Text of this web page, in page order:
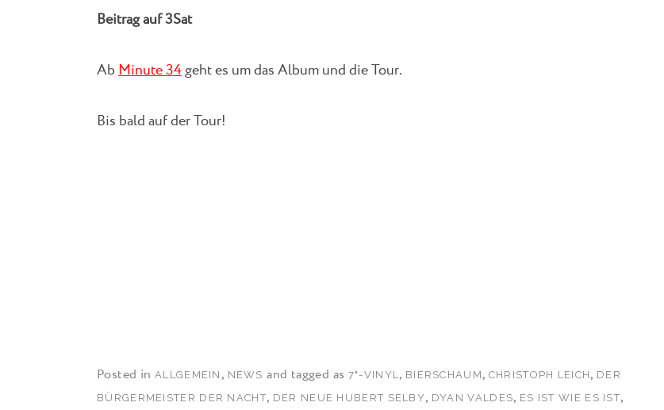
Beitrag auf 3Sat
AbMinute 34geht es um das Album und die Tour.
Bis bald auf der Tour!
Posted in ALLGEMEIN , NEWS and tagged as 7"-VINYL, BIERSCHAUM , CHRISTOPH LEICH , DER
BÜRGERMEISTER DER NACHT, DER NEUE HUBERT SELBY, DYAN VALDES, ES IST WIE ES IST,